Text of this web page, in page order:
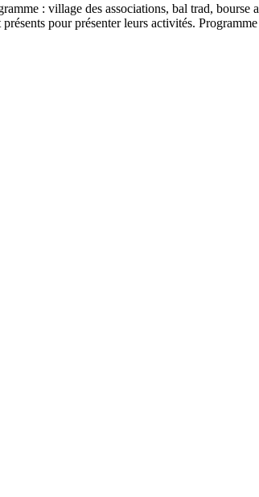
: village des associations, bal trad,
pour présenter leurs activités.